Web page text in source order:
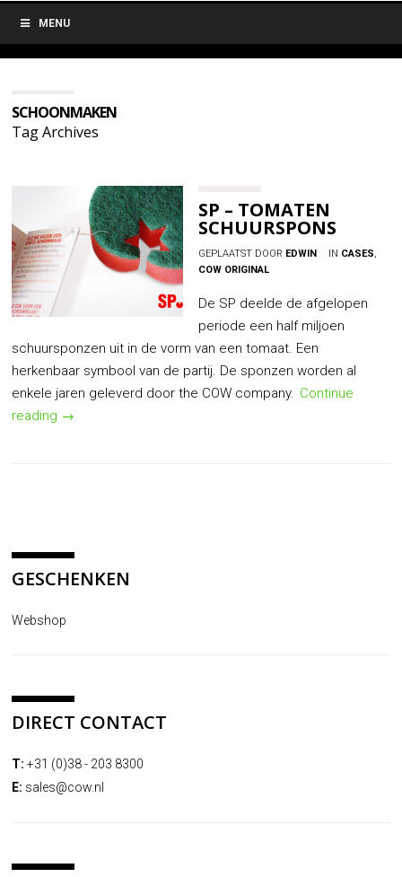
MENU
SCHOONMAKEN
Tag Archives
SP – TOMATEN
SCHUURSPONS
GEPLAATST DOOR EDWIN IN CASES,
COW ORIGINAL
De SP deelde de afgelopen
periode een half miljoen
schuursponzen uit in de vorm van een tomaat. Een
herkenbaar symbool van de partij. De sponzen worden al
enkele jaren geleverd door the COW company. Continue
reading →
GESCHENKEN
Webshop
DIRECT CONTACT
T: +31 (0)38 - 203 8300
E: sales@cow.nl